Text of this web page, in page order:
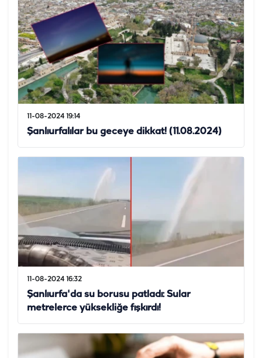
11-08-2024 19:14
Şanlıurfalılar bu geceye dikkat! (11.08.2024)
11-08-2024 16:32
Şanlıurfa'da su borusu patladı: Sular
metrelerce yüksekliğe fışkırdı!